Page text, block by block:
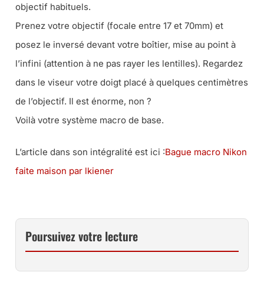
objectif habituels.
Prenez votre objectif (focale entre 17 et 70mm) et
posez le inversé devant votre boîtier, mise au point à
l’infini (attention à ne pas rayer les lentilles). Regardez
dans le viseur votre doigt placé à quelques centimètres
de l’objectif. Il est énorme, non ?
Voilà votre système macro de base.
L’article dans son intégralité est ici :Bague macro Nikon
faite maison par lkiener
Poursuivez votre lecture